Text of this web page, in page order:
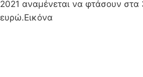
2021 αναμένεται να φτάσουν
ευρώ.Εικόνα